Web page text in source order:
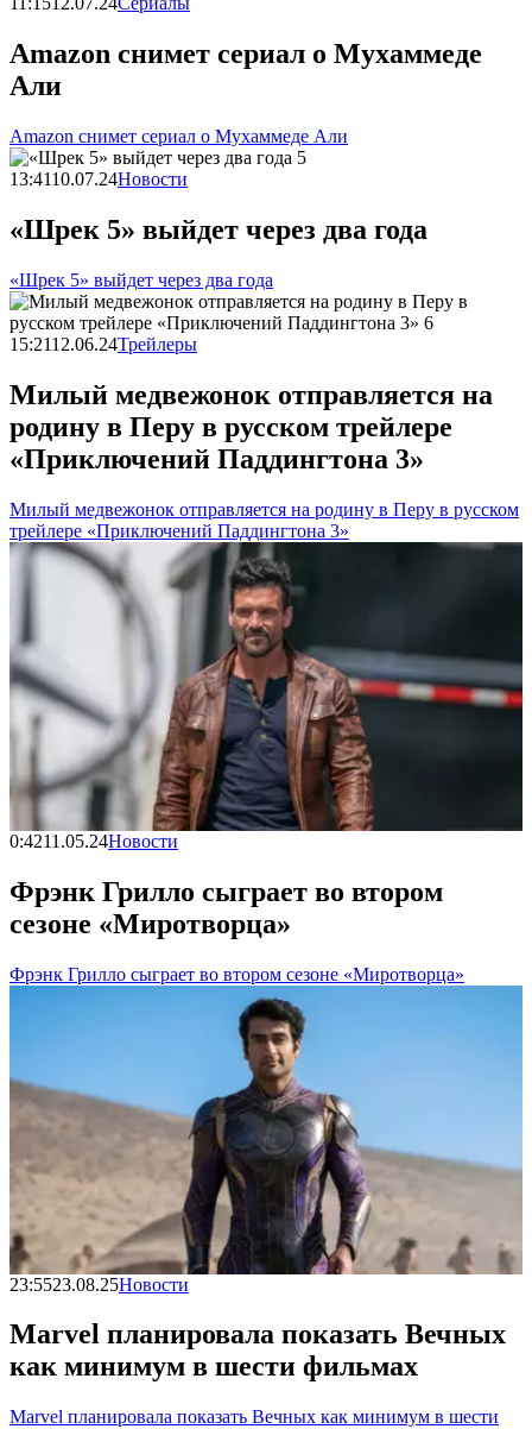
Amazon снимет сериал о Мухаммеде
Али
Amazon снимет сериал о Мухаммеде Али
13:4110.07.24Новости
«Шрек 5» выйдет через два года
«Шрек 5» выйдет через два года
15:2112.06.24Трейлеры
Милый медвежонок отправляется на
родину в Перу в русском трейлере
«Приключений Паддингтона 3»
Милый медвежонок отправляется на родину в Перу в русском
трейлере «Приключений Паддингтона 3»
0:4211.05.24Новости
Фрэнк Грилло сыграет во втором
сезоне «Миротворца»
Фрэнк Грилло сыграет во втором сезоне «Миротворца»
23:5523.08.25Новости
Marvel планировала показать Вечных
как минимум в шести фильмах
Marvel планировала показать Вечных как минимум в шести